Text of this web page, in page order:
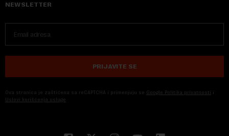
NEWSLETTER
PRIJAVITE SE
Ova stranica je zaštićena sa reCAPTCHA i primenjuju se Google Politika privatnosti i
Uslovi korišćenja usluge